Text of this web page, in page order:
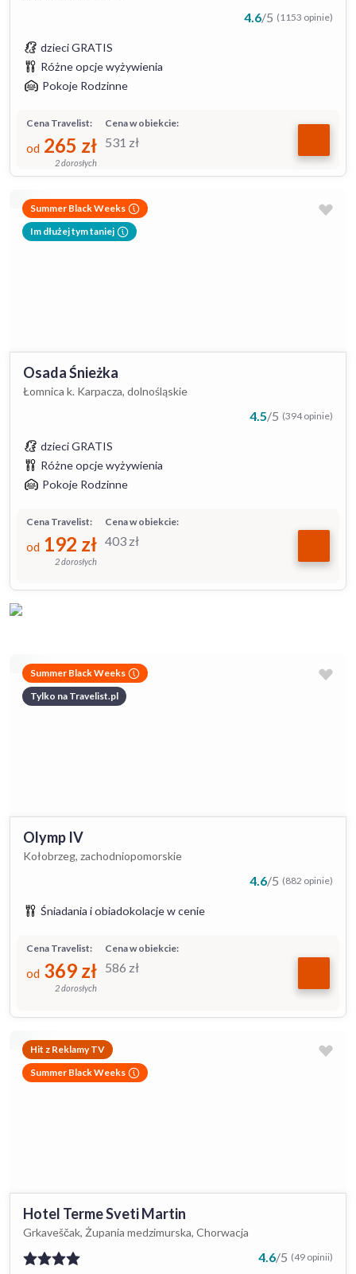
4.6/5 (1153 opinie)
dzieci GRATIS
Różne opcje wyżywienia
Pokoje Rodzinne
Cena w obiekcie:
531 zł
Cena Travelist:
od 265 zł
2 dorosłych
Summer Black Weeks
Im dłużej tym taniej
Osada Śnieżka
Łomnica k. Karpacza, dolnośląskie
4.5/5 (394 opinie)
dzieci GRATIS
Różne opcje wyżywienia
Pokoje Rodzinne
Cena w obiekcie:
403 zł
Cena Travelist:
od 192 zł
2 dorosłych
Summer Black Weeks
Tylko na Travelist.pl
Olymp IV
Kołobrzeg, zachodniopomorskie
4.6/5 (882 opinie)
Śniadania i obiadokolacje w cenie
Cena w obiekcie:
586 zł
Cena Travelist:
od 369 zł
2 dorosłych
Hit z Reklamy TV
Summer Black Weeks
Hotel Terme Sveti Martin
Grkaveščak, Żupania medzimurska, Chorwacja
4.6/5 (49 opinii)